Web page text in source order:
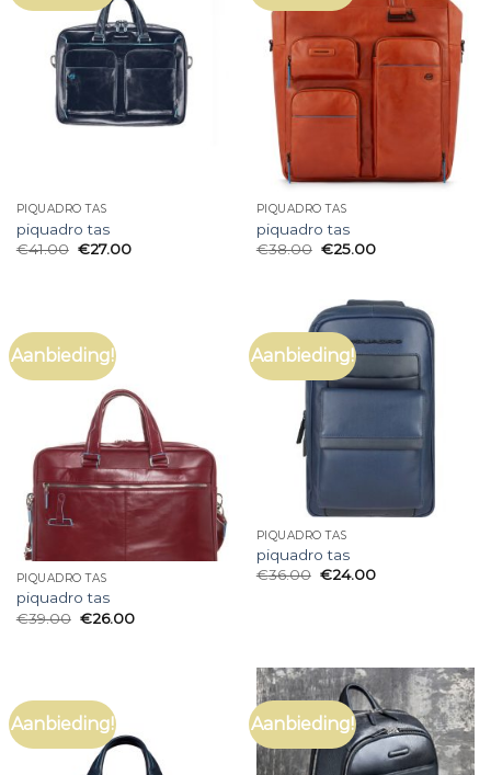
PIQUADRO TAS
piquadro tas
€41.00 €27.00
PIQUADRO TAS
piquadro tas
€38.00 €25.00
Aanbieding!
PIQUADRO TAS
piquadro tas
€39.00 €26.00
Aanbieding!
PIQUADRO TAS
piquadro tas
€36.00 €24.00
Aanbieding! Aanbieding!